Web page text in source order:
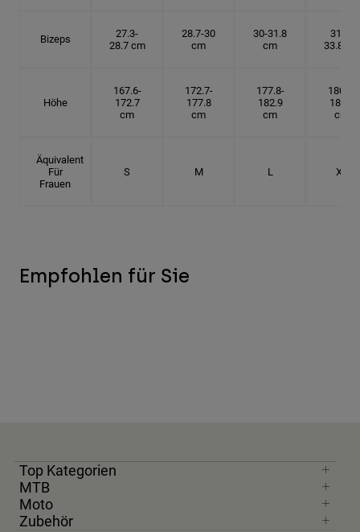
Bizeps
27.3-
28.7 cm
28.7-30
cm
30-31.8
cm
31.8-
33.8 cm
Höhe
167.6-
172.7
cm
172.7-
177.8
cm
177.8-
182.9
cm
180.3-
185.5
cm
Äquivalent
Für
Frauen
S M L XL
Empfohlen für Sie
Top Kategorien
MTB
Moto
Zubehör